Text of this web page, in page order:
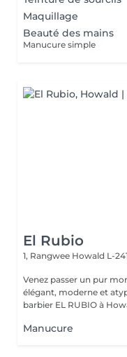
Maquillage
Beauté des mains
Manucure simple
El Rubio
1, Rangwee Howald L-
Venez passer un pur
élégant, moderne et
barbier EL RUBIO à
Manucure